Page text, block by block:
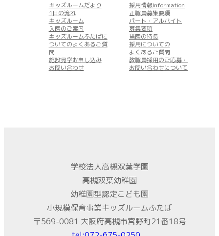
キッズルームだより
1日の流れ
キッズルーム
入園のご案内
キッズルームふたばに
ついてのよくあるご質
問
施設見学お申し込み
お問い合わせ
採用情報Information
正職員募集要項
パート・アルバイト
募集要項
当園の特長
採用についての
よくあるご質問
教職員採用のご応募・
お問い合わせについて
学校法人高槻双葉学園
高槻双葉幼稚園
幼稚園型認定こども園
小規模保育事業キッズルームふたば
〒569-0081 大阪府高槻市宮野町21番18号